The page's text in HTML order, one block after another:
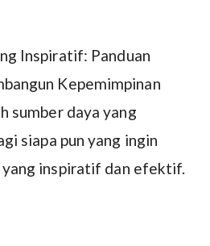
Inspiratif: Panduan
Kepemimpinan
sumber daya yang
siapa pun yang ingin
inspiratif dan efektif.